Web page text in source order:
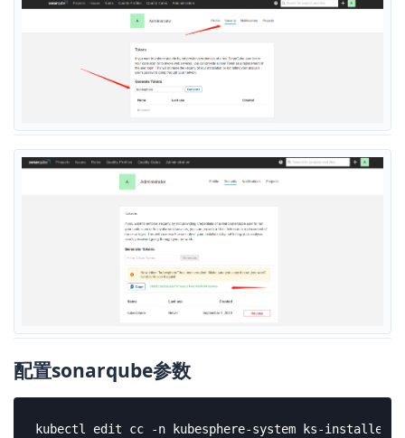
配置sonarqube参数
kubectl edit cc -n kubesphere-system ks-installer